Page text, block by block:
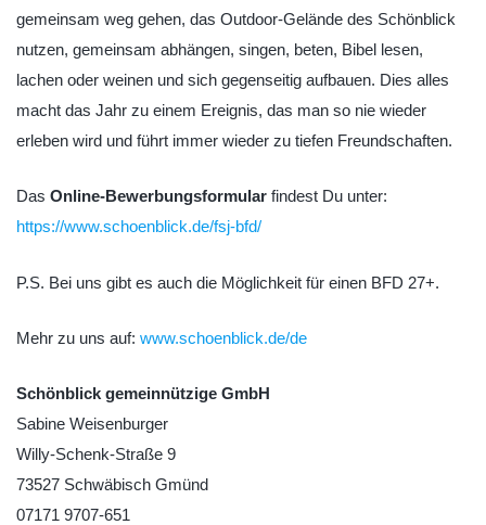
gemeinsam weg gehen, das Outdoor-Gelände des Schönblick
nutzen, gemeinsam abhängen, singen, beten, Bibel lesen,
lachen oder weinen und sich gegenseitig aufbauen. Dies alles
macht das Jahr zu einem Ereignis, das man so nie wieder
erleben wird und führt immer wieder zu tiefen Freundschaften.
Das Online-Bewerbungsformular findest Du unter:
https://www.schoenblick.de/fsj-bfd/
P.S. Bei uns gibt es auch die Möglichkeit für einen BFD 27+.
Mehr zu uns auf: www.schoenblick.de/de
Schönblick gemeinnützige GmbH
Sabine Weisenburger
Willy-Schenk-Straße 9
73527 Schwäbisch Gmünd
07171 9707-651